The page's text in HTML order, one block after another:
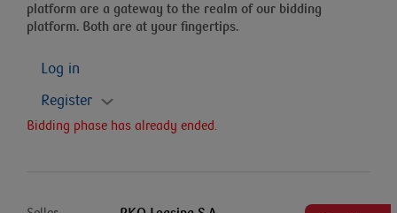
platform are a gateway to the realm of our bidding
platform. Both are at your fingertips.
Log in
Register
Bidding phase has already ended.